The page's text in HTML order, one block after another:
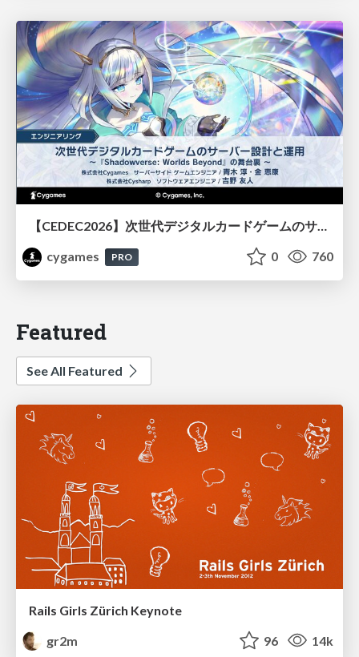
【CEDEC2026】次世代デジタルカードゲームのサーバー設計と運用 〜『Shadowverse: Worlds Beyond』の舞台裏～
cygames
PRO 0 760
Featured
See All Featured
Rails Girls Zürich Keynote
gr2m
96 14k